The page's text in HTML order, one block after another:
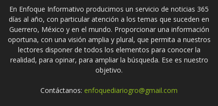
En Enfoque Informativo producimos un servicio de noticias 365
días al año, con particular atención a los temas que suceden en
Guerrero, México y en el mundo. Proporcionar una información
oportuna, con una visión amplia y plural, que permita a nuestros
lectores disponer de todos los elementos para conocer la
realidad, para opinar, para ampliar la búsqueda. Ese es nuestro
objetivo.
Contáctanos: enfoquediariogro@gmail.com